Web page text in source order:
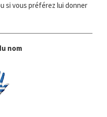
si vous préférez lui donner
nom